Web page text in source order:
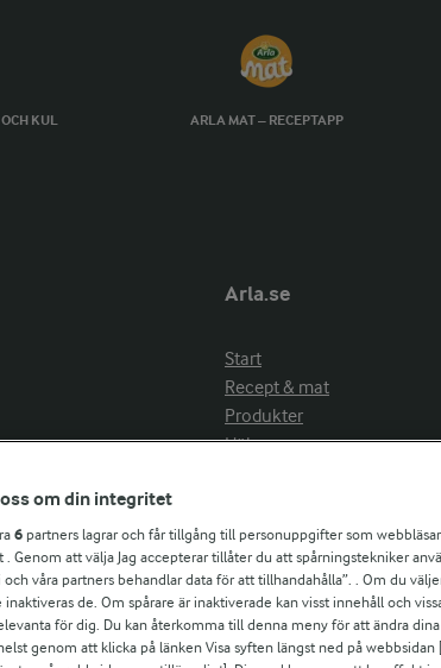
KUL ARLA MAT – RECEPTAPP
Arla.se
Start
Recept & mat
Produkter
Hälsa
Aktuellt
Om Arla
Nyheter & press
Jobb & karriär
Kontakta oss
om din integritet
6 partners lagrar och får tillgång till personuppgifter som
. Genom att välja Jag accepterar tillåter du att spårningstekniker
och våra partners behandlar data för att tillhandahålla”. . Om du
inaktiveras de. Om spårare är inaktiverade kan visst innehåll och
för dig. Du kan återkomma till denna meny för att ändra
genom att klicka på länken Visa syften längst ned på